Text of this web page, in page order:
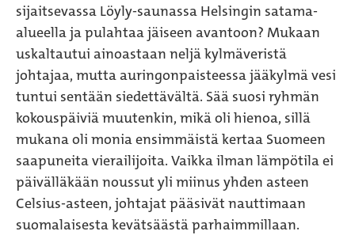
sijaitsevassa Löyly-saunassa Helsingin satama-
alueella ja pulahtaa jäiseen avantoon? Mukaan
uskaltautui ainoastaan neljä kylmäveristä
johtajaa, mutta auringonpaisteessa jääkylmä vesi
tuntui sentään siedettävältä. Sää suosi ryhmän
kokouspäiviä muutenkin, mikä oli hienoa, sillä
mukana oli monia ensimmäistä kertaa Suomeen
saapuneita vierailijoita. Vaikka ilman lämpötila ei
päivälläkään noussut yli miinus yhden asteen
Celsius-asteen, johtajat pääsivät nauttimaan
suomalaisesta kevätsäästä parhaimmillaan.